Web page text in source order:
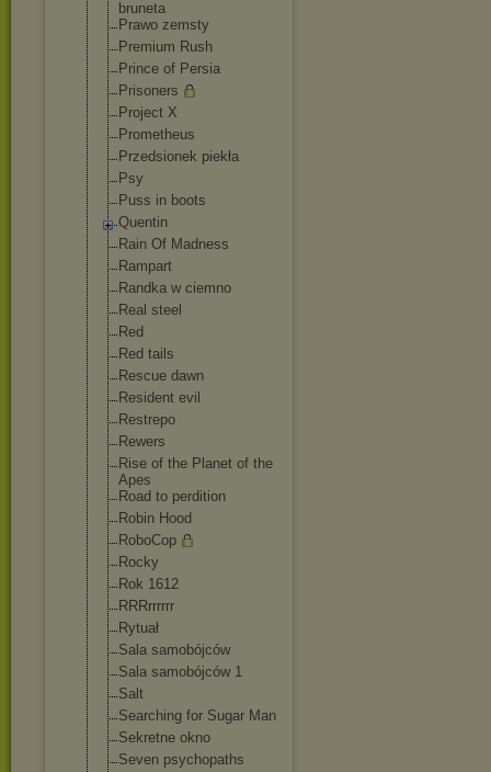
bruneta
Prawo zemsty
Premium Rush
Prince of Persia
Prisoners
Project X
Prometheus
Przedsionek piekła
Psy
Puss in boots
Quentin
Rain Of Madness
Rampart
Randka w ciemno
Real steel
Red
Red tails
Rescue dawn
Resident evil
Restrepo
Rewers
Rise of the Planet of the
Apes
Road to perdition
Robin Hood
RoboCop
Rocky
Rok 1612
RRRrrrrrr
Rytuał
Sala samobójców
Sala samobójców 1
Salt
Searching for Sugar Man
Sekretne okno
Seven psychopaths